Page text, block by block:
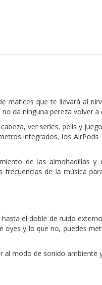
matices que te llevará al
da ninguna pereza volver
ver series, pelis y
integrados, los
de las almohadillas
de la música
el doble de ruido
y lo que no, puedes
modo de sonido ambiente